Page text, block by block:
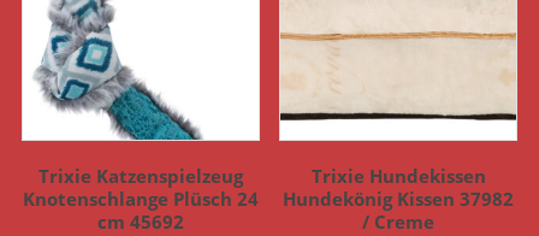
Trixie Katzenspielzeug
Knotenschlange Plüsch 24
cm 45692
Trixie Hundekissen
Hundekönig Kissen 37982
/ Creme